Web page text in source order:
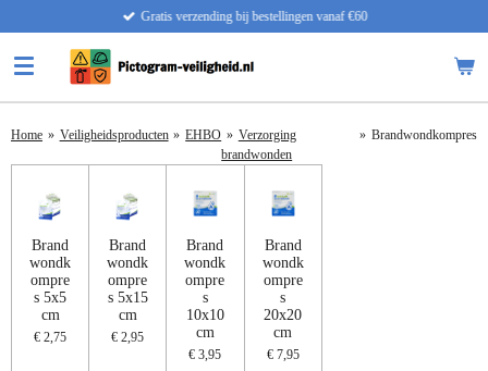
naar
de
hoofdinhoud
Gratis verzending bij bestellingen vanaf €60
Home » Veiligheidsproducten » EHBO » Verzorging
brandwonden
» Brandwondkompres
Brand
wondk
ompre
s 5x5
cm
€ 2,75
Brand
wondk
ompre
s 5x15
cm
€ 2,95
Brand
wondk
ompre
s
10x10
cm
€ 3,95
Brand
wondk
ompre
s
20x20
cm
€ 7,95